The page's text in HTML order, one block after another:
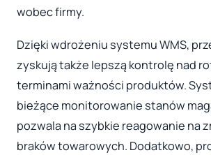
wobec firmy.
Dzięki wdrożeniu systemu WMS,
zyskują także lepszą kontrolę nad
terminami ważności produktów.
bieżące monitorowanie stanów
pozwala na szybkie reagowanie na
braków towarowych. Dodatkowo,